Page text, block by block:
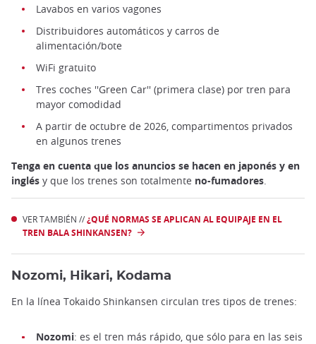
Lavabos en varios vagones
Distribuidores automáticos y carros de
alimentación/bote
WiFi gratuito
Tres coches ''Green Car'' (primera clase) por tren para
mayor comodidad
A partir de octubre de 2026, compartimentos privados
en algunos trenes
Tenga en cuenta que los anuncios se hacen en japonés y en
inglés y que los trenes son totalmente no-fumadores
VER TAMBIÉN //¿QUÉ NORMAS SE APLICAN AL EQUIPAJE EN EL
TREN BALA SHINKANSEN?
Nozomi, Hikari, Kodama
En la línea Tokaido Shinkansen circulan tres tipos de trenes:
Nozomi: es el tren más rápido, que sólo para en las seis